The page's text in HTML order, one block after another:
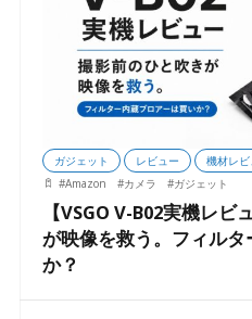
ガジェット レビュー 機材レビ
#Amazon #カメラ #ガジェット
【VSGO V-B02実機レ
が映像を救う。フィル
か？